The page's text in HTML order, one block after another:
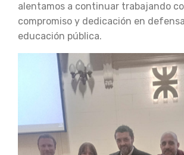
alentamos a continuar trabajando
compromiso y dedicación en
educación pública.